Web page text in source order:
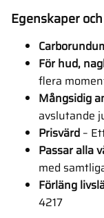
Egenskaper
För hud,
flera
Mångsidig
avslutande
Prisvärd –
Passar alla
med
Förläng
4217